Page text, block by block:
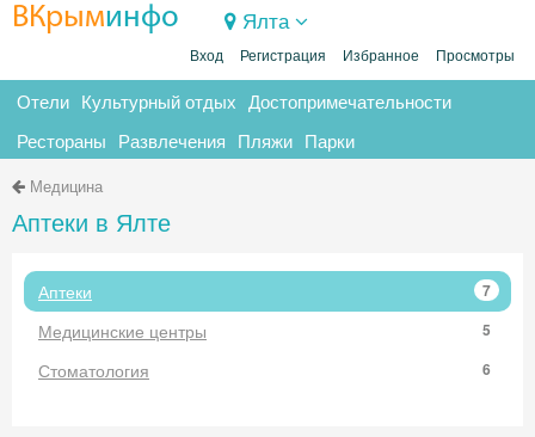
ВКрыминфо Ялта
Вход Регистрация Избранное Просмотры
Отели Культурный отдых Достопримечательности
Рестораны Развлечения Пляжи Парки
Медицина
Аптеки в Ялте
Аптеки 7
Медицинские центры 5
Стоматология 6